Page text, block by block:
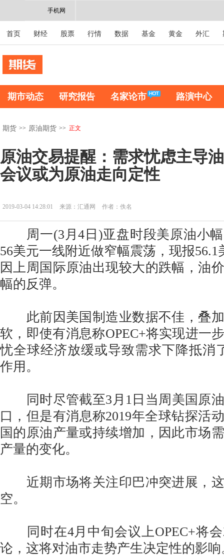
手机网
首页 财经 股票 行情 数据 基金 黄金 外汇
期市动态 研究报告 名家论市 路演中心
期货 >> 原油期货 >> 正文
原油交易提醒：需求忧虑主导
会议或为原油走向定性
2019-03-04 14:28:01 来源：汇通网 作者：佚名
周一(3月4日)亚盘时段美原油小幅
56美元一线附近做窄幅震荡，现报56.1
因上周国际原油出现较大的跌幅，油
幅的反弹。
此前因美国制造业数据不佳，叠加
软，即使有消息称OPEC+将实现进一
忧全球经济放缓或导致需求下降抵消
作用。
同时尽管截至3月1日当周美国原油
口，但是有消息称2019年全球钻探活
国的原油产量或持续增加，因此市场
产量的变化。
近期市场将关注印巴冲突进展，这
空。
同时在4月中旬会议上OPEC+将会
论，这将对油市走势产生决定性的影响